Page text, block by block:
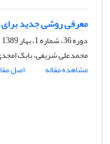
معرفی روشی جدید برای
دوره 36، شماره 1، بهار 1389
محمدعلی شریفی، بابک
مشاهده مقاله
اصل